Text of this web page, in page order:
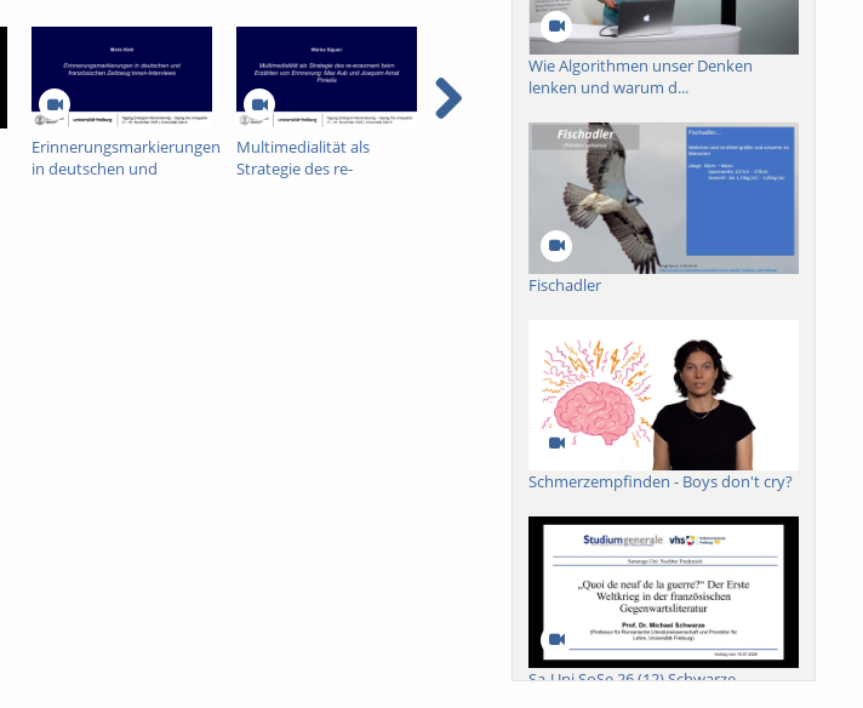
Erinnerungsmarkierungen
in deutschen und
Multimedialität als
Strategie des re-
Konferenzvortrag von
brain writes sounds -
Trailer
Wie Algorithmen unser Denken
lenken und warum d...
Fischadler
Schmerzempfinden - Boys don't cry?
Sa-Uni SoSe 26 (12) Schwarze